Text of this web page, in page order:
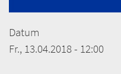
Datum
Fr., 13.04.2018 - 12:00